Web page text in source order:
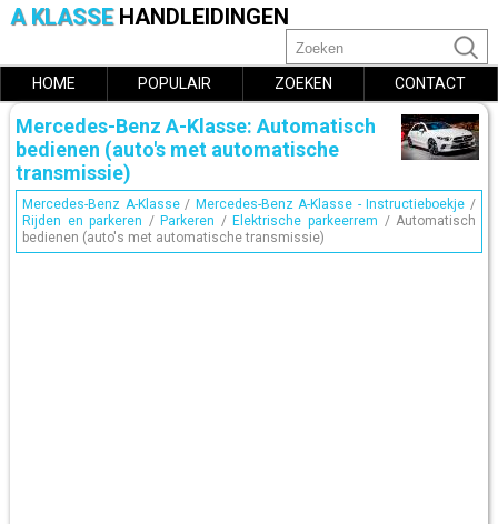
A KLASSE HANDLEIDINGEN
HOME POPULAIR ZOEKEN CONTACT
Mercedes-Benz A-Klasse: Automatisch
bedienen (auto's met automatische
transmissie)
Mercedes-Benz A-Klasse/ Mercedes-Benz A-Klasse - Instructieboekje /
Rijden en parkeren / Parkeren / Elektrische parkeerrem / Automatisch
bedienen (auto's met automatische transmissie)